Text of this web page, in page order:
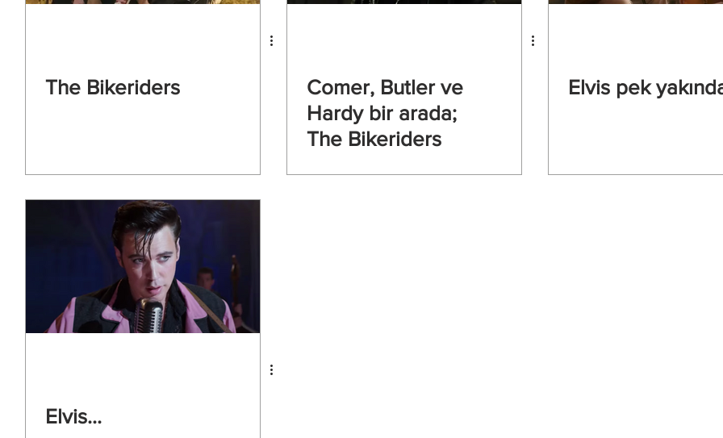
The Bikeriders
Comer, Butler ve
Hardy bir arada;
The Bikeriders
Elvis pek
Elvis...